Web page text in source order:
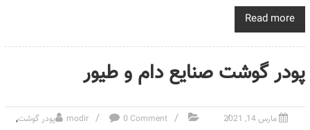
Read more
پودر گوشت صنایع دام و طیور
مارس 14, 2021 modir 0 Comment پودر گوشت,